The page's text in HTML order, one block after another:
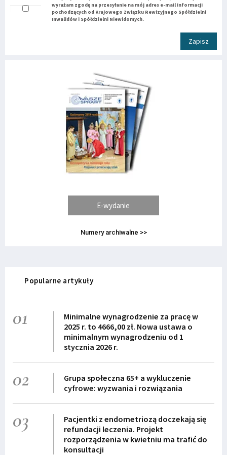
wyrażam zgodę na przesyłanie na mój adres e-mail informacji
pochodzących od Krajowego Związku Rewizyjnego Spółdzielni
Inwalidów i Spółdzielni Niewidomych.
Zapisz
E-wydanie
Numery archiwalne >>
Popularne artykuły
01
Minimalne wynagrodzenie za pracę w
2025 r. to 4666,00 zł. Nowa ustawa o
minimalnym wynagrodzeniu od 1
stycznia 2026 r.
02
Grupa społeczna 65+ a wykluczenie
cyfrowe: wyzwania i rozwiązania
03
Pacjentki z endometriozą doczekają się
refundacji leczenia. Projekt
rozporządzenia w kwietniu ma trafić do
konsultacji